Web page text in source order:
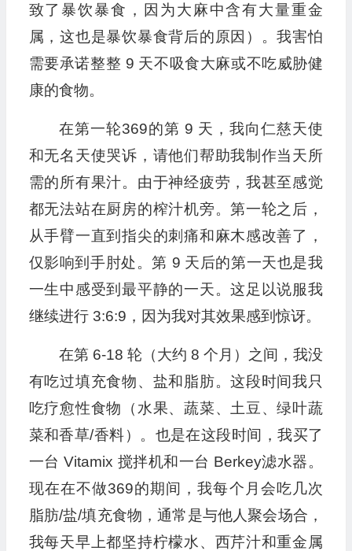
致了暴饮暴食，因为大麻中含有大量重金
属，这也是暴饮暴食背后的原因）。我害怕
需要承诺整整 9 天不吸食大麻或不吃威胁健
康的食物。
在第一轮369的第 9 天，我向仁慈天使
和无名天使哭诉，请他们帮助我制作当天所
需的所有果汁。由于神经疲劳，我甚至感觉
都无法站在厨房的榨汁机旁。第一轮之后，
从手臂一直到指尖的刺痛和麻木感改善了，
仅影响到手肘处。第 9 天后的第一天也是我
一生中感受到最平静的一天。这足以说服我
继续进行 3:6:9，因为我对其效果感到惊讶。
在第 6-18 轮（大约 8 个月）之间，我没
有吃过填充食物、盐和脂肪。这段时间我只
吃疗愈性食物（水果、蔬菜、土豆、绿叶蔬
菜和香草/香料）。也是在这段时间，我买了
一台 Vitamix 搅拌机和一台 Berkey滤水器。
现在在不做369的期间，我每个月会吃几次
脂肪/盐/填充食物，通常是与他人聚会场合，
我每天早上都坚持柠檬水、西芹汁和重金属